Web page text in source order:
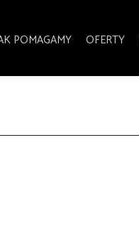
POMAGAMY OFERTY